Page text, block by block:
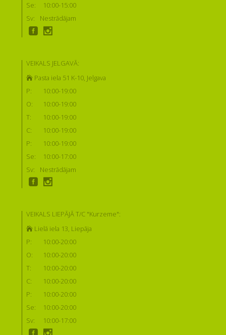
Se:
10:00-15:00
Sv:
Nestrādājam
VEIKALS JELGAVĀ:
Pasta iela 51 K-10, Jelgava
P:
10:00-19:00
O:
10:00-19:00
T:
10:00-19:00
C:
10:00-19:00
P:
10:00-19:00
Se:
10:00-17:00
Sv:
Nestrādājam
VEIKALS LIEPĀJĀ T/C "Kurzeme":
Lielā iela 13, Liepāja
P:
10:00-20:00
O:
10:00-20:00
T:
10:00-20:00
C:
10:00-20:00
P:
10:00-20:00
Se:
10:00-20:00
Sv:
10:00-17:00